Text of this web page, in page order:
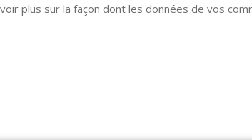
plus sur la façon dont les données de vos